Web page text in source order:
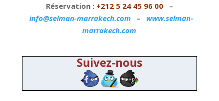
Réservation : +212 5 24 45 96 00–
info@selman-marrakech.com – www.selman-
marrakech.com
Suivez-nous